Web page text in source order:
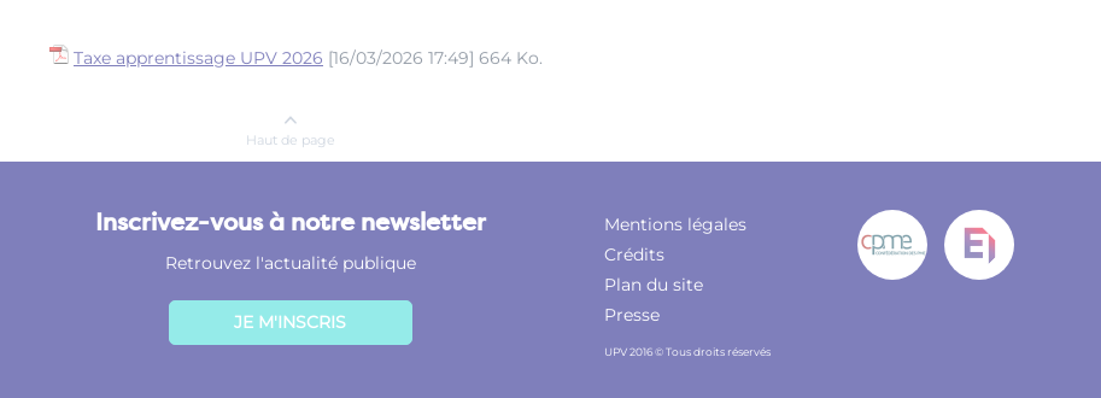
Taxe apprentissage UPV 2026 [16/03/2026 17:49] 664 Ko.
Haut de page
Inscrivez-vous à notre newsletter
Retrouvez l'actualité publique
JE M'INSCRIS
Mentions légales
Crédits
Plan du site
Presse
UPV 2016 © Tous droits réservés